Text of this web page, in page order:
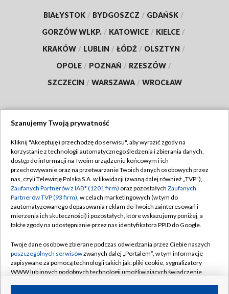
BIAŁYSTOK / BYDGOSZCZ / GDAŃSK /
GORZÓW WLKP. / KATOWICE / KIELCE /
KRAKÓW / LUBLIN / ŁÓDŹ / OLSZTYN /
OPOLE / POZNAŃ / RZESZÓW /
SZCZECIN / WARSZAWA / WROCŁAW
TVP
Abonament TVP
Emisja w TVP
Centrum informacji TVP
Naziemna Telewizja Cyfrowa
Rada Programowa
System NOS
Informacje o nadawcy
Regulamin TVP
Polityka prywatności
Moje zgody
Pomoc
Kontakt
Kanały
Szanujemy Twoją prywatność
Kliknij "Akceptuję i przechodzę do serwisu", aby wyrazić zgody na
korzystanie z technologii automatycznego śledzenia i zbierania danych,
dostęp do informacji na Twoim urządzeniu końcowym i ich
przechowywanie oraz na przetwarzanie Twoich danych osobowych przez
nas, czyli Telewizję Polską S.A. w likwidacji (zwaną dalej również „TVP”),
Zaufanych Partnerów z IAB* (1201 firm) oraz pozostałych Zaufanych
Partnerów TVP (93 firm), w celach marketingowych (w tym do
zautomatyzowanego dopasowania reklam do Twoich zainteresowań i
mierzenia ich skuteczności) i pozostałych, które wskazujemy poniżej, a
także zgody na udostępnianie przez nas identyfikatora PPID do Google.
Twoje dane osobowe zbierane podczas odwiedzania przez Ciebie naszych
poszczególnych serwisówzwanych dalej „Portalem”, w tym informacje
zapisywane za pomocą technologii takich jak: pliki cookie, sygnalizatory
WWW lub innych podobnych technologii umożliwiających świadczenie